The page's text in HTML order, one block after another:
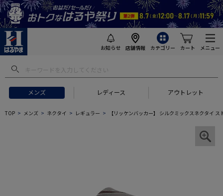
お知らせ 店舗情報 カテゴリー カート メニュー
メンズ レディース アウトレット
TOP メンズ ネクタイ レギュラー 【リッケンバッカー】 シルクミックスネクタイ